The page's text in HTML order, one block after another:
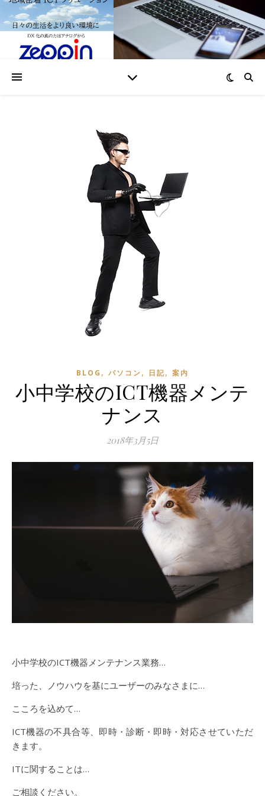
BLOG , パソコン, 日記, 案内
小中学校のICT機器メンテ
ナンス
2018年3月5日
小中学校のICT機器メンテナンス業務…
培った、ノウハウを基にユーザーのみなさまに…
こころを込めて…
ICT機器の不具合等、即時・診断・即時・対応させていただ
きます。
ITに関することは…
ご相談ください。